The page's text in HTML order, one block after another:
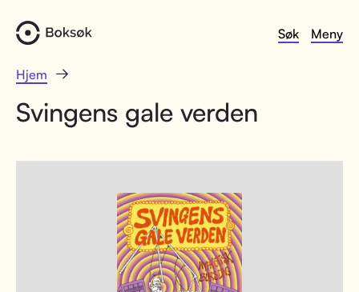
Søk Meny
Hjem
Svingens gale verden